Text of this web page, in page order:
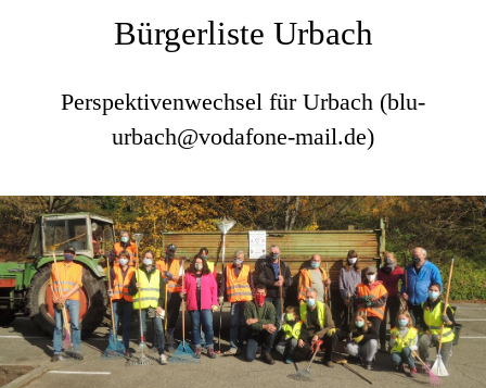
Bürgerliste Urbach
Perspektivenwechsel für Urbach (blu-
urbach@vodafone-mail.de)